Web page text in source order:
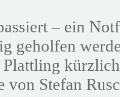
– ein
geholfen
Plattling
von Stefan